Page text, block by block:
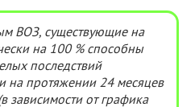
ВОЗ, существующие на
на 100 % способны
последствий
на протяжении 24 месяцев
зависимости от графика